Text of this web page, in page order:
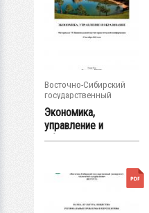
Восточно-Сибирский
государственный
университет...
Экономика,
управление и
образование :